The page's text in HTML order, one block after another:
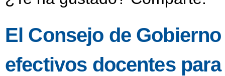
El Consejo de
efectivos docentes